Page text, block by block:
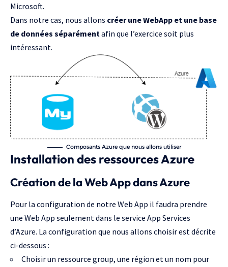
Microsoft.
Dans notre cas, nous allons créer une WebApp et une base
de données séparément afin que l’exercice soit plus
intéressant.
Composants Azure que nous allons utiliser
Installation des ressources Azure
Création de la Web App dans Azure
Pour la configuration de notre Web App il faudra prendre
une Web App seulement dans le service App Services
d’Azure. La configuration que nous allons choisir est décrite
ci-dessous :
Choisir un ressource group, une région et un nom pour